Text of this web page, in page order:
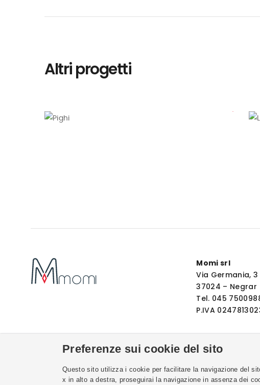
Altri progetti
Momi srl
Via Germania, 3
37024 – Negrar
Tel. 045
P.IVA
Preferenze sui cookie del sito
Questo sito utilizza i cookie per facilitare la navigazione del
x in alto a destra, proseguirai la navigazione in assenza dei